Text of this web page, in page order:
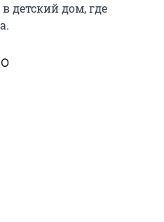
детский дом, где